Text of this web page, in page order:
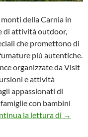
della Carnia in
di attività outdoor,
che promettono di
più autentiche.
organizzate da Visit
e attività
appassionati di
con bambini
la lettura di →